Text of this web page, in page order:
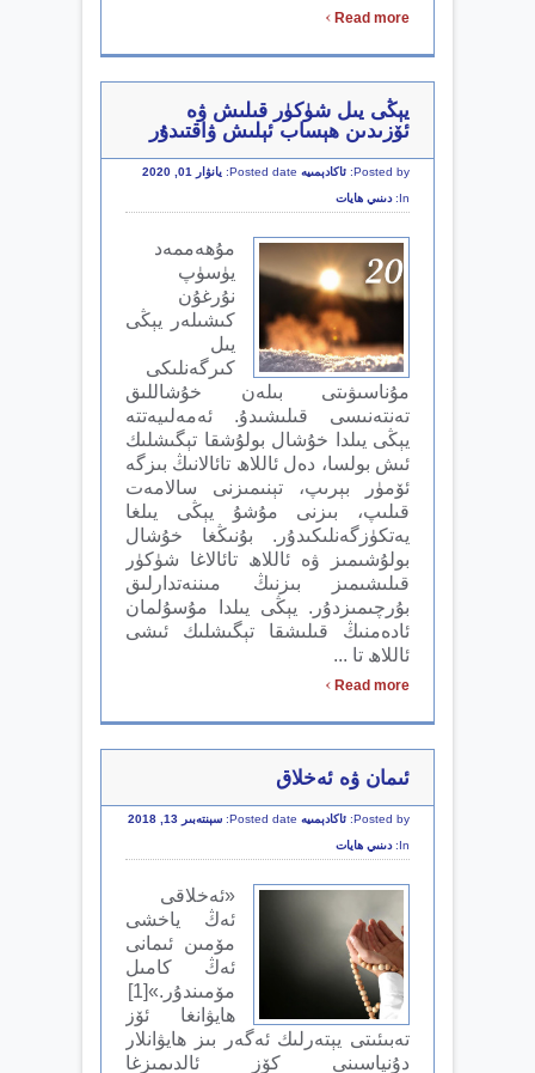
Read more
›
يېڭى يىل شۈكۈر قىلىش ۋە
ئۆزىدىن ھېساب ئېلىش ۋاقتىدۇر
Posted by: ئاكادېمىيە Posted date: يانۋار 01, 2020
In:
دىنىي ھايات
مۇھەممەد
يۈسۈپ
نۇرغۇن
كىشىلەر يېڭى
يىل
كىرگەنلىكى
مۇناسىۋىتى بىلەن خۇشاللىق
تەنتەنىسى قىلىشىدۇ. ئەمەلىيەتتە
يېڭى يىلدا خۇشال بولۇشقا تېگىشلىك
ئىش بولسا، دەل ئاللاھ تائالانىڭ بىزگە
ئۆمۈر بېرىپ، تېنىمىزنى سالامەت
قىلىپ، بىزنى مۇشۇ يېڭى يىلغا
يەتكۈزگەنلىكىدۇر. بۇنىڭغا خۇشال
بولۇشىمىز ۋە ئاللاھ تائالاغا شۈكۈر
قىلىشىمىز بىزنىڭ مىننەتدارلىق
بۇرچىمىزدۇر. يېڭى يىلدا مۇسۇلمان
ئادەمنىڭ قىلىشقا تېگىشلىك ئىشى
ئاللاھ تا ...
Read more
›
ئىمان ۋە ئەخلاق
Posted by: ئاكادېمىيە Posted date: سېنتەبىر 13, 2018
In:
دىنىي ھايات
«ئەخلاقى
ئەڭ ياخشى
مۆمىن ئىمانى
ئەڭ كامىل
مۆمىندۇر.»[1]
ھايۋانغا ئۆز
تەبىئىتى يېتەرلىك ئەگەر بىز ھايۋانلار
دۇنياسىنى كۆز ئالدىمىزغا